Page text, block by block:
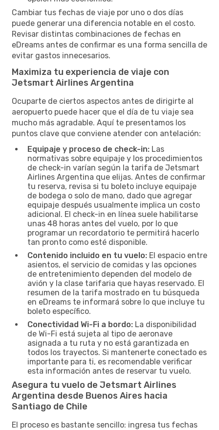
Cambiar tus fechas de viaje por uno o dos días
puede generar una diferencia notable en el costo.
Revisar distintas combinaciones de fechas en
eDreams antes de confirmar es una forma sencilla de
evitar gastos innecesarios.
Maximiza tu experiencia de viaje con
Jetsmart Airlines Argentina
Ocuparte de ciertos aspectos antes de dirigirte al
aeropuerto puede hacer que el día de tu viaje sea
mucho más agradable. Aquí te presentamos los
puntos clave que conviene atender con antelación:
Equipaje y proceso de check-in: Las
normativas sobre equipaje y los procedimientos
de check-in varían según la tarifa de Jetsmart
Airlines Argentina que elijas. Antes de confirmar
tu reserva, revisa si tu boleto incluye equipaje
de bodega o solo de mano, dado que agregar
equipaje después usualmente implica un costo
adicional. El check-in en línea suele habilitarse
unas 48 horas antes del vuelo, por lo que
programar un recordatorio te permitirá hacerlo
tan pronto como esté disponible.
Contenido incluido en tu vuelo: El espacio entre
asientos, el servicio de comidas y las opciones
de entretenimiento dependen del modelo de
avión y la clase tarifaria que hayas reservado. El
resumen de la tarifa mostrado en tu búsqueda
en eDreams te informará sobre lo que incluye tu
boleto específico.
Conectividad Wi-Fi a bordo: La disponibilidad
de Wi-Fi está sujeta al tipo de aeronave
asignada a tu ruta y no está garantizada en
todos los trayectos. Si mantenerte conectado es
importante para ti, es recomendable verificar
esta información antes de reservar tu vuelo.
Asegura tu vuelo de Jetsmart Airlines
Argentina desde Buenos Aires hacia
Santiago de Chile
El proceso es bastante sencillo: ingresa tus fechas